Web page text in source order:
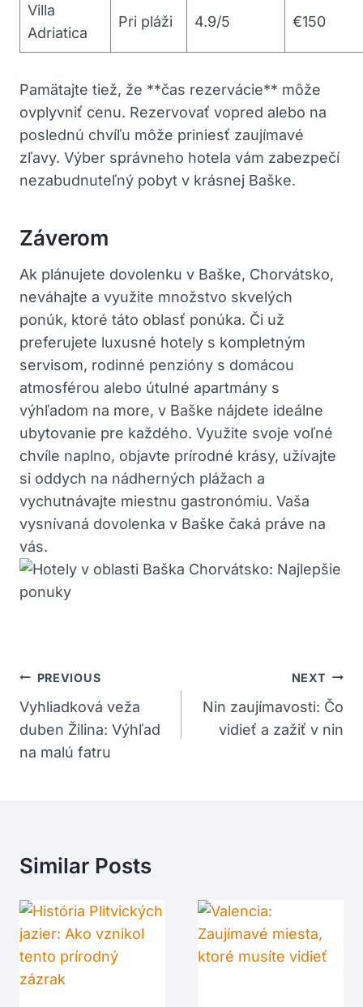
Villa
Adriatica
Pri pláži 4.9/5 €150
Pamätajte tiež, že **čas rezervácie** môže
ovplyvniť cenu. Rezervovať vopred alebo na
poslednú chvíľu môže priniesť zaujímavé
zľavy. Výber správneho hotela vám zabezpečí
nezabudnuteľný pobyt v krásnej Baške.
Záverom
Ak plánujete dovolenku v Baške, Chorvátsko,
neváhajte a využite množstvo skvelých
ponúk, ktoré táto oblasť ponúka. Či už
preferujete luxusné hotely s kompletným
servisom, rodinné penzióny s domácou
atmosférou alebo útulné apartmány s
výhľadom na more, v Baške nájdete ideálne
ubytovanie pre každého. Využite svoje voľné
chvíle naplno, objavte prírodné krásy, užívajte
si oddych na nádherných plážach a
vychutnávajte miestnu gastronómiu. Vaša
vysnívaná dovolenka v Baške čaká práve na
vás.
Navigácia
V
Článku
PREVIOUS
Vyhliadková veža
duben Žilina: Výhľad
na malú fatru
NEXT
Nin zaujímavosti: Čo
vidieť a zažiť v nin
Similar Posts